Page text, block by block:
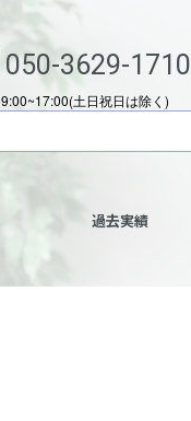
050-3629-1710
9:00~17:00(土日祝日は除く)
過去実績